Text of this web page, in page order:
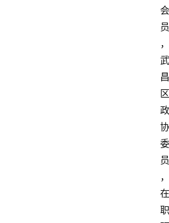
会
员
，
武
昌
区
政
协
委
员
，
在
职